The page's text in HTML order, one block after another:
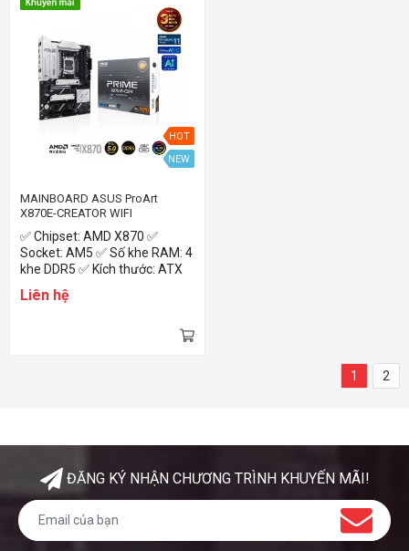
HOT
NEW
MAINBOARD ASUS ProArt
X870E-CREATOR WIFI
✅ Chipset: AMD X870 ✅
Socket: AM5 ✅ Số khe RAM: 4
khe DDR5 ✅ Kích thước: ATX
Liên hệ
1 2
ĐĂNG KÝ NHẬN CHƯƠNG TRÌNH KHUYẾN MÃI!